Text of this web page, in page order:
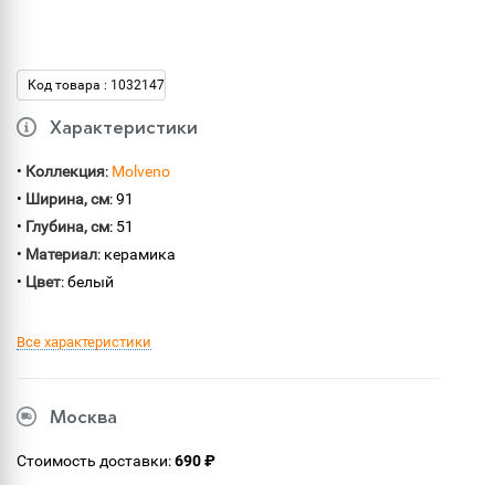
Код товара : 1032147
Характеристики
• Коллекция: Molveno
• Ширина, см: 91
• Глубина, см: 51
• Материал: керамика
• Цвет: белый
Все характеристики
Москва
Стоимость доставки:690 ₽